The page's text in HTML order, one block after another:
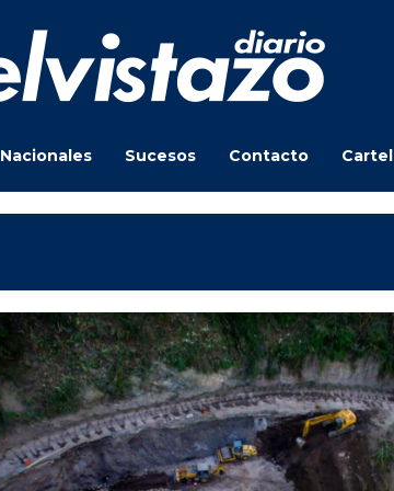
Nacionales Sucesos Contacto